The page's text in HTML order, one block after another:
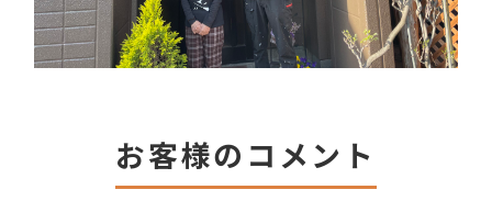
お客様のコメント